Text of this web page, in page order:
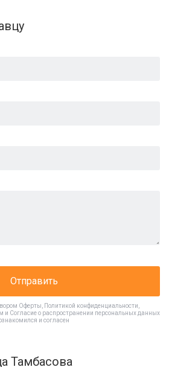
Отправить
Оферты Политикой конфиденциальности
и Согласие о распространении персональных данных
и согласен
Тамбасова